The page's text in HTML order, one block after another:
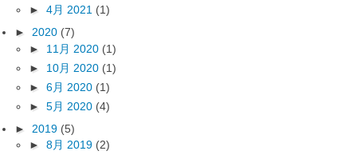
► 4月 2021 (1)
► 2020 (7)
► 11月 2020 (1)
► 10月 2020 (1)
► 6月 2020 (1)
► 5月 2020 (4)
► 2019 (5)
► 8月 2019 (2)